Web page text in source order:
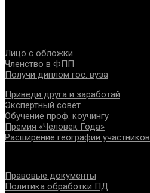
Лицо с обложки
Членство в ФПП
Получи диплом гос. вуза
Приведи друга и заработай
Экспертный совет
Обучение проф. коучингу
Премия «Человек Года»
Расширение географии участников
Правовые документы
Политика обработки ПД